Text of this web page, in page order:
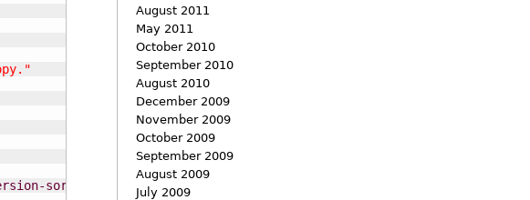
sort -n 1 `
August 2011
May 2011
October 2010
September 2010
August 2010
December 2009
November 2009
October 2009
September 2009
August 2009
July 2009